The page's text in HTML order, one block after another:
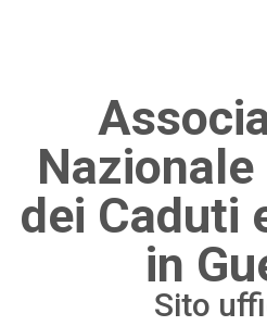
dei Caduti
in
Sito